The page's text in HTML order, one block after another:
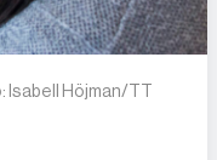
Isabell Höjman/TT